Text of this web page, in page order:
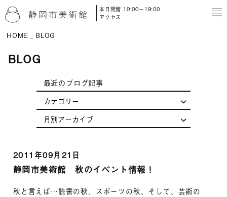
本日開館 10:00－19:00
アクセス
HOME BLOG
BLOG
最近のブログ記事
2011年09月21日
静岡市美術館 秋のイベント情報！
秋と言えば…読書の秋、スポーツの秋、そして、芸術の